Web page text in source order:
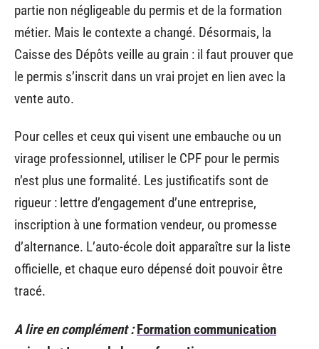
partie non négligeable du permis et de la formation
métier. Mais le contexte a changé. Désormais, la
Caisse des Dépôts veille au grain : il faut prouver que
le permis s’inscrit dans un vrai projet en lien avec la
vente auto.
Pour celles et ceux qui visent une embauche ou un
virage professionnel, utiliser le CPF pour le permis
n’est plus une formalité. Les justificatifs sont de
rigueur : lettre d’engagement d’une entreprise,
inscription à une formation vendeur, ou promesse
d’alternance. L’auto-école doit apparaître sur la liste
officielle, et chaque euro dépensé doit pouvoir être
tracé.
A lire en complément : Formation communication